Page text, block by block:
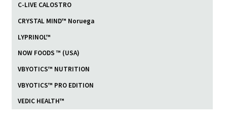
C-LIVE CALOSTRO
CRYSTAL MIND™ Noruega
LYPRINOL™
NOW FOODS ™ (USA)
VBYOTICS™ NUTRITION
VBYOTICS™ PRO EDITION
VEDIC HEALTH™